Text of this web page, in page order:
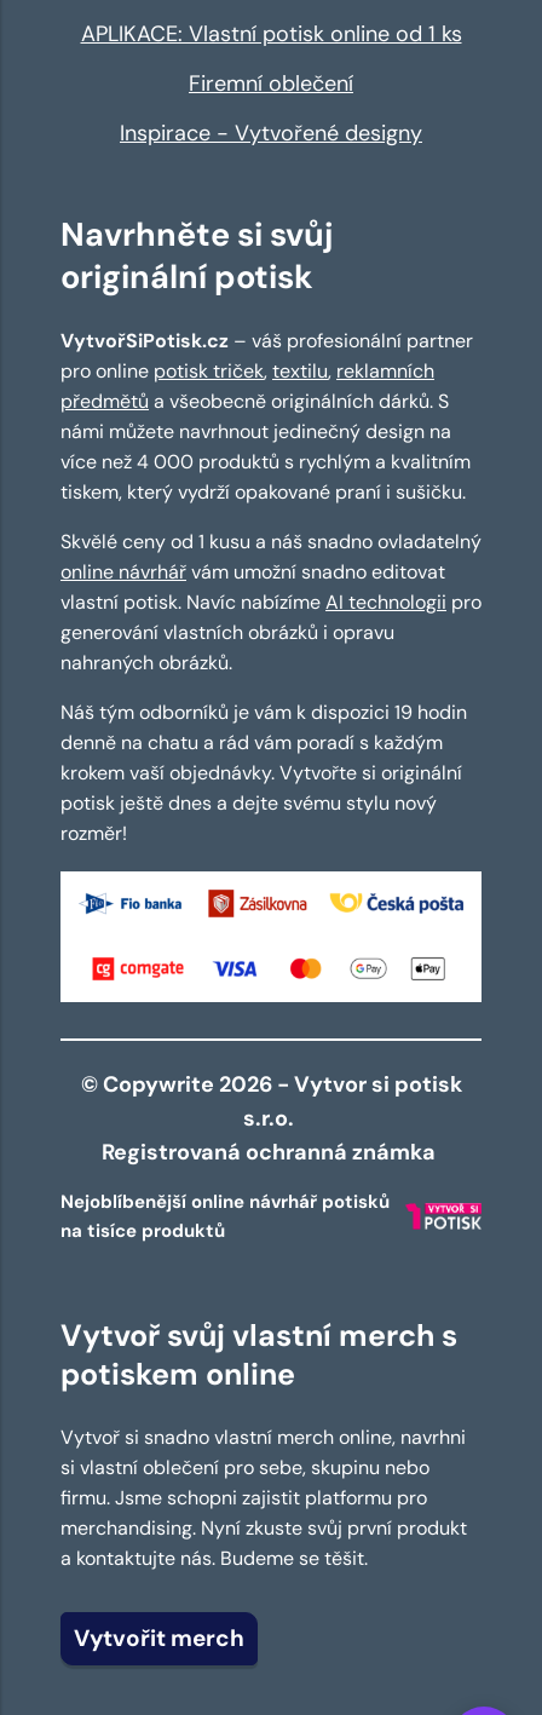
APLIKACE: Vlastní potisk online od 1 ks
Firemní oblečení
Inspirace - Vytvořené designy
Navrhněte si svůj
originální potisk
VytvořSiPotisk.cz – váš profesionální partner
pro online potisk triček,textilu, reklamních
předmětů a všeobecně originálních dárků. S
námi můžete navrhnout jedinečný design na
více než 4 000 produktů s rychlým a kvalitním
tiskem, který vydrží opakované praní i sušičku.
Skvělé ceny od 1 kusu a náš snadno ovladatelný
online návrhářvám umožní snadno editovat
vlastní potisk. Navíc nabízímeAI technologii pro
generování vlastních obrázků i opravu
nahraných obrázků.
Náš tým odborníků je vám k dispozici 19 hodin
denně na chatu a rád vám poradí s každým
krokem vaší objednávky. Vytvořte si originální
potisk ještě dnes a dejte svému stylu nový
rozměr!
© Copywrite 2026 - Vytvor si potisk
s.r.o.
Registrovaná ochranná známka
Nejoblíbenější online návrhář potisků
na tisíce produktů
Vytvoř svůj vlastní merch s
potiskem online
Vytvoř si snadno vlastní merch online, navrhni
si vlastní oblečení pro sebe, skupinu nebo
firmu. Jsme schopni zajistit platformu pro
merchandising. Nyní zkuste svůj první produkt
a kontaktujte nás. Budeme se těšit.
Vytvořit merch